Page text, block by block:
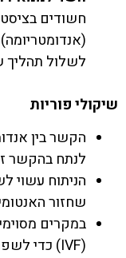
חשודים
לשלול תהליך
שיקולי פוריות
הקשר בין
לנתח בהקשר
הניתוח עשוי
שחזור
במקרים
(IVF) כדי לשפר את סיכויי ההצלחה של הטיפול.